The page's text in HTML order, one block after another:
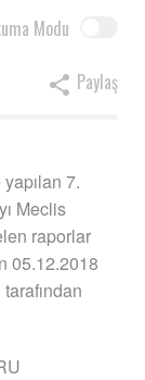
Modu
Paylaş
7.
Meclis
raporlar
05.12.2018